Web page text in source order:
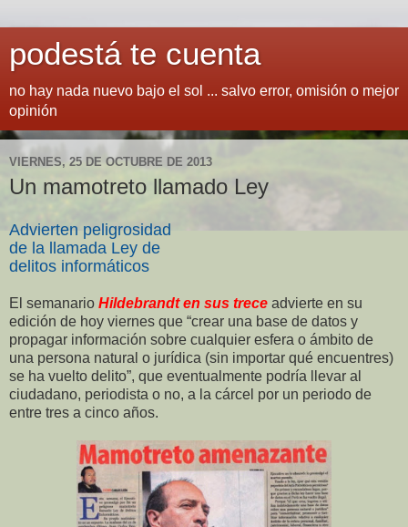
podestá te cuenta
no hay nada nuevo bajo el sol ... salvo error, omisión o mejor
opinión
VIERNES, 25 DE OCTUBRE DE 2013
Un mamotreto llamado Ley
Advierten peligrosidad
de la llamada Ley de
delitos informáticos
El semanario Hildebrandt en sus trece advierte en su
edición de hoy viernes que “crear una base de datos y
propagar información sobre cualquier esfera o ámbito de
una persona natural o jurídica (sin importar qué encuentres)
se ha vuelto delito”, que eventualmente podría llevar al
ciudadano, periodista o no, a la cárcel por un periodo de
entre tres a cinco años.